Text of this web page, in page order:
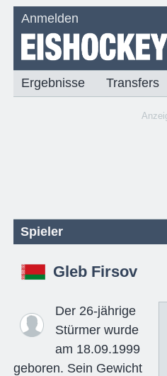
Anmelden
Ergebnisse Transfers
Spieler
Gleb Firsov
Der 26-jährige
Stürmer wurde
am 18.09.1999
geboren. Sein Gewicht